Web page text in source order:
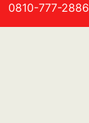
0810-777-2886